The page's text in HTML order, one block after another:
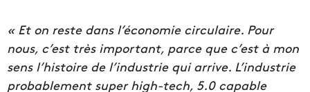
« Et on reste dans l’économie circulaire. Pour
nous, c’est très important, parce que c’est à mon
sens l’histoire de l’industrie qui arrive. L’industrie
probablement super high-tech, 5.0 capable